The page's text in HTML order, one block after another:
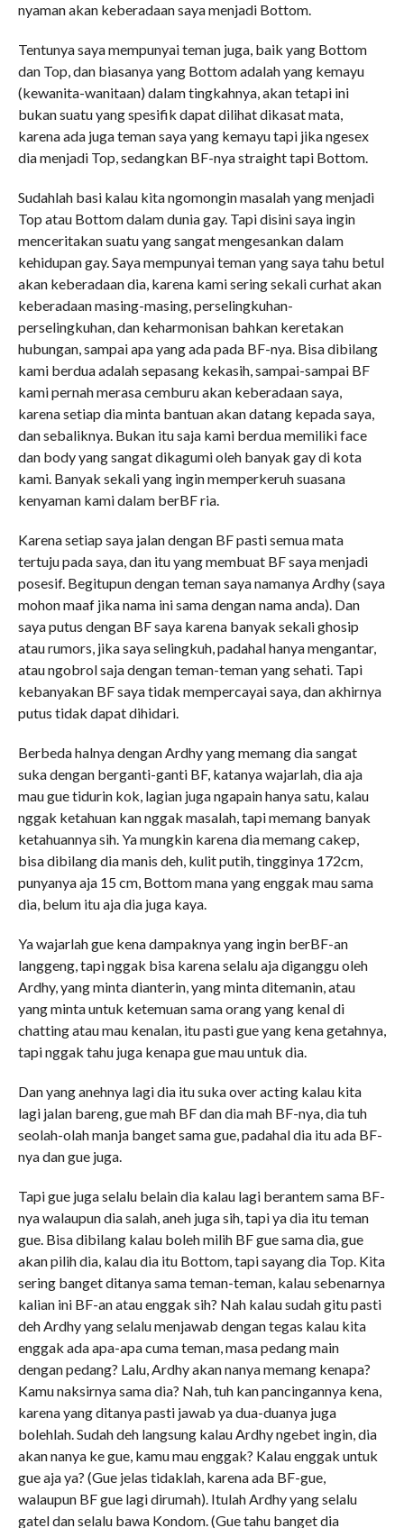
nyaman akan keberadaan saya menjadi Bottom.
Tentunya saya mempunyai teman juga, baik yang Bottom
dan Top, dan biasanya yang Bottom adalah yang kemayu
(kewanita-wanitaan) dalam tingkahnya, akan tetapi ini
bukan suatu yang spesifik dapat dilihat dikasat mata,
karena ada juga teman saya yang kemayu tapi jika ngesex
dia menjadi Top, sedangkan BF-nya straight tapi Bottom.
Sudahlah basi kalau kita ngomongin masalah yang menjadi
Top atau Bottom dalam dunia gay. Tapi disini saya ingin
menceritakan suatu yang sangat mengesankan dalam
kehidupan gay. Saya mempunyai teman yang saya tahu betul
akan keberadaan dia, karena kami sering sekali curhat akan
keberadaan masing-masing, perselingkuhan-
perselingkuhan, dan keharmonisan bahkan keretakan
hubungan, sampai apa yang ada pada BF-nya. Bisa dibilang
kami berdua adalah sepasang kekasih, sampai-sampai BF
kami pernah merasa cemburu akan keberadaan saya,
karena setiap dia minta bantuan akan datang kepada saya,
dan sebaliknya. Bukan itu saja kami berdua memiliki face
dan body yang sangat dikagumi oleh banyak gay di kota
kami. Banyak sekali yang ingin memperkeruh suasana
kenyaman kami dalam berBF ria.
Karena setiap saya jalan dengan BF pasti semua mata
tertuju pada saya, dan itu yang membuat BF saya menjadi
posesif. Begitupun dengan teman saya namanya Ardhy (saya
mohon maaf jika nama ini sama dengan nama anda). Dan
saya putus dengan BF saya karena banyak sekali ghosip
atau rumors, jika saya selingkuh, padahal hanya mengantar,
atau ngobrol saja dengan teman-teman yang sehati. Tapi
kebanyakan BF saya tidak mempercayai saya, dan akhirnya
putus tidak dapat dihidari.
Berbeda halnya dengan Ardhy yang memang dia sangat
suka dengan berganti-ganti BF, katanya wajarlah, dia aja
mau gue tidurin kok, lagian juga ngapain hanya satu, kalau
nggak ketahuan kan nggak masalah, tapi memang banyak
ketahuannya sih. Ya mungkin karena dia memang cakep,
bisa dibilang dia manis deh, kulit putih, tingginya 172cm,
punyanya aja 15 cm, Bottom mana yang enggak mau sama
dia, belum itu aja dia juga kaya.
Ya wajarlah gue kena dampaknya yang ingin berBF-an
langgeng, tapi nggak bisa karena selalu aja diganggu oleh
Ardhy, yang minta dianterin, yang minta ditemanin, atau
yang minta untuk ketemuan sama orang yang kenal di
chatting atau mau kenalan, itu pasti gue yang kena getahnya,
tapi nggak tahu juga kenapa gue mau untuk dia.
Dan yang anehnya lagi dia itu suka over acting kalau kita
lagi jalan bareng, gue mah BF dan dia mah BF-nya, dia tuh
seolah-olah manja banget sama gue, padahal dia itu ada BF-
nya dan gue juga.
Tapi gue juga selalu belain dia kalau lagi berantem sama BF-
nya walaupun dia salah, aneh juga sih, tapi ya dia itu teman
gue. Bisa dibilang kalau boleh milih BF gue sama dia, gue
akan pilih dia, kalau dia itu Bottom, tapi sayang dia Top. Kita
sering banget ditanya sama teman-teman, kalau sebenarnya
kalian ini BF-an atau enggak sih? Nah kalau sudah gitu pasti
deh Ardhy yang selalu menjawab dengan tegas kalau kita
enggak ada apa-apa cuma teman, masa pedang main
dengan pedang? Lalu, Ardhy akan nanya memang kenapa?
Kamu naksirnya sama dia? Nah, tuh kan pancingannya kena,
karena yang ditanya pasti jawab ya dua-duanya juga
bolehlah. Sudah deh langsung kalau Ardhy ngebet ingin, dia
akan nanya ke gue, kamu mau enggak? Kalau enggak untuk
gue aja ya? (Gue jelas tidaklah, karena ada BF-gue,
walaupun BF gue lagi dirumah). Itulah Ardhy yang selalu
gatel dan selalu bawa Kondom. (Gue tahu banget dia